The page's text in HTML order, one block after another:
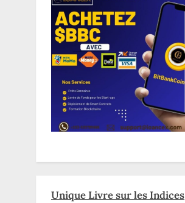
Unique Livre sur les Indices